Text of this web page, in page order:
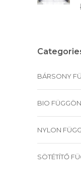
BÁRSONY
BIO
NYLON
SÖTÉTÍTŐ